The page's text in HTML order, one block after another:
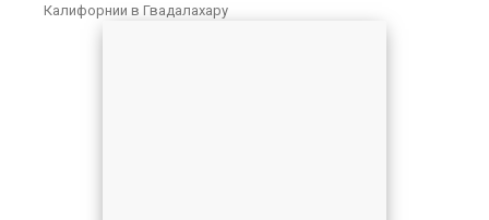
Калифорнии в Гвадалахару